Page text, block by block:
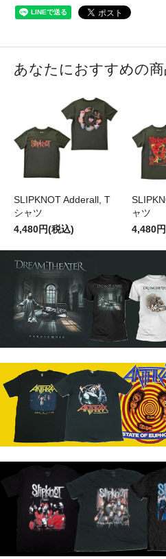
あなたにおすすめの商
SLIPKNOT Adderall, T
シャツ
4,480円(税込)
ャツ
4,480